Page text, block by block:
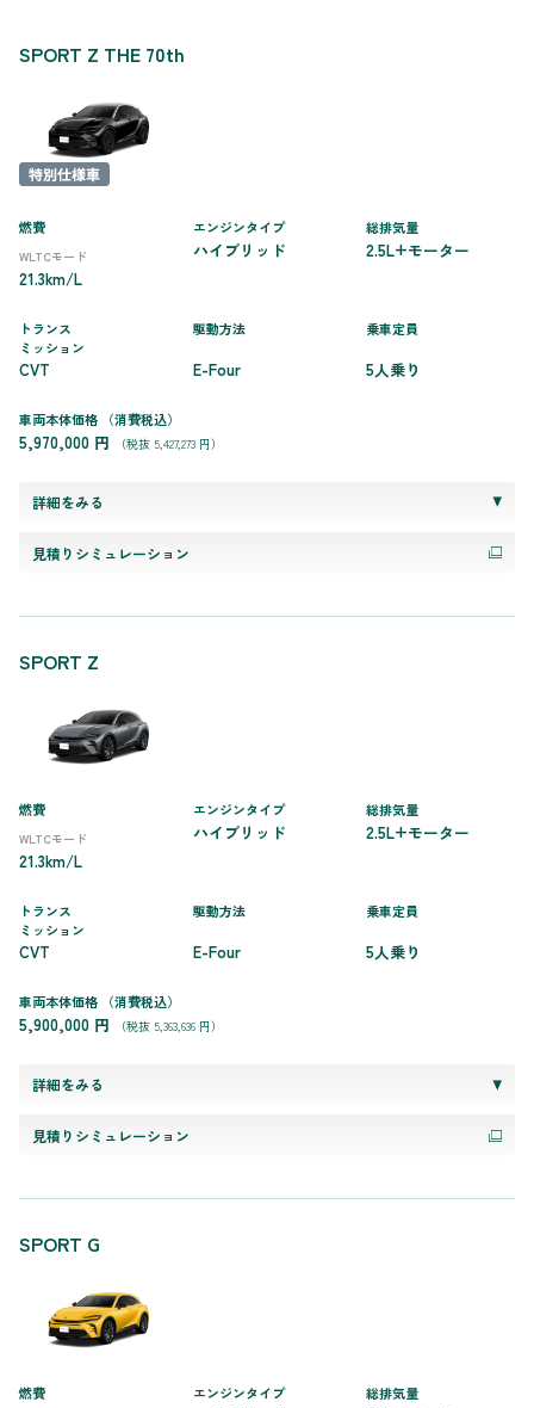
SPORT Z THE 70th
燃費
WLTCモード
21.3km/L
エンジンタイプ
ハイブリッド
総排気量
2.5L+モーター
トランス
ミッション
CVT
駆動方法
E-Four
乗車定員
5人乗り
車両本体価格 （消費税込）
5,970,000 円 （税抜 5,427,273 円）
詳細をみる
見積りシミュレーション
SPORT Z
燃費
WLTCモード
21.3km/L
エンジンタイプ
ハイブリッド
総排気量
2.5L+モーター
トランス
ミッション
CVT
駆動方法
E-Four
乗車定員
5人乗り
車両本体価格 （消費税込）
5,900,000 円 （税抜 5,363,636 円）
詳細をみる
見積りシミュレーション
SPORT G
燃費 エンジンタイプ 総排気量